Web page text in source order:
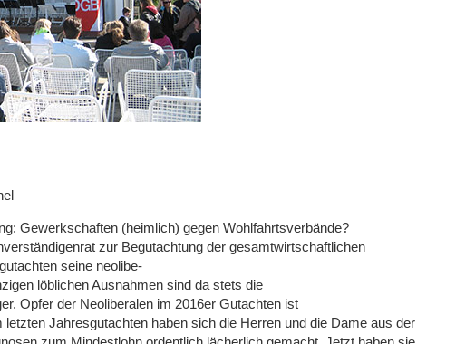
Gewerkschaften (heimlich) gegen Wohlfahrtsverbände?
zur Begutachtung der gesamtwirtschaftlichen
seine neolibe-
löblichen Ausnahmen sind da stets die
Opfer der Neoliberalen im 2016er Gutachten ist
Jahresgutachten haben sich die Herren und die Dame aus der